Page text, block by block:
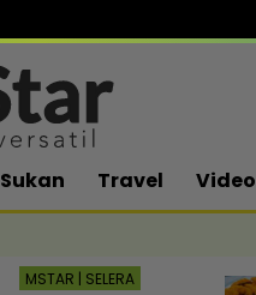
Sukan Travel Video
MSTAR | SELERA